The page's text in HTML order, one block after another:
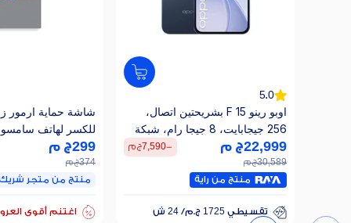
5.0
اوبو رينو 15 F بشريحتين اتصال،
256 جيجابايت، 8 جيجا رام، شبكة
الجيل الخامس - ازرق
22,999ج م
30,589ج م
-
7,590ج م
منتج من راية
خصم إضافي 22%
شاشة حماية ارمور
للكسر لهاتف
A56
299ج م
374ج م
منتج من متجر
اغتنم أقوى